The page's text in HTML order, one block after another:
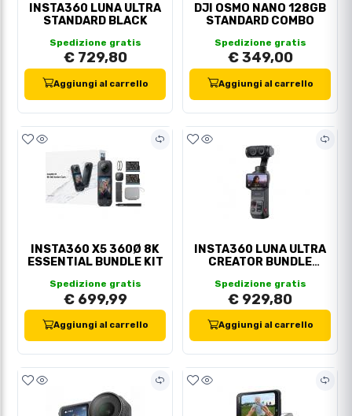
INSTA360 LUNA ULTRA
STANDARD BLACK
Spedizione gratis
€ 729,80
Aggiungi al carrello
DJI OSMO NANO 128GB
STANDARD COMBO
Spedizione gratis
€ 349,00
Aggiungi al carrello
INSTA360 X5 360Ø 8K
ESSENTIAL BUNDLE KIT
Spedizione gratis
€ 699,99
Aggiungi al carrello
INSTA360 LUNA ULTRA
CREATOR BUNDLE
Spedizione gratis
€ 929,80
Aggiungi al carrello